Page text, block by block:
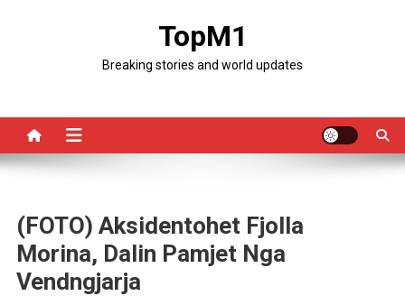
TopM1
Breaking stories and world updates
(FOTO) Aksidentohet Fjolla
Morina, Dalin Pamjet Nga
Vendngjarja